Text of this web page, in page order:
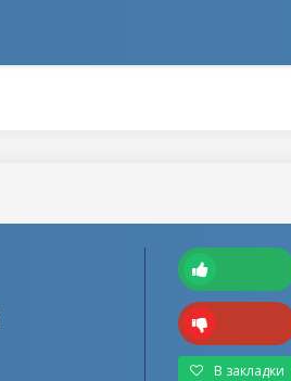
В закладки